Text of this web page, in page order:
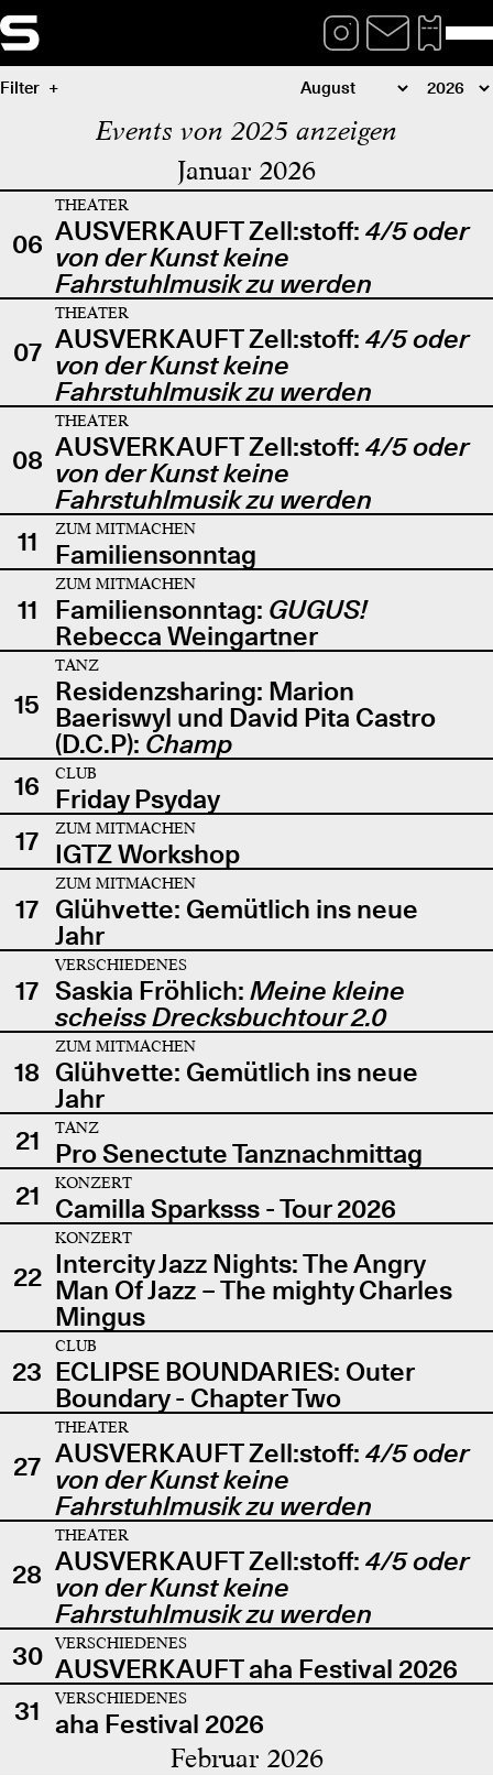
Filter
Events von 2025 anzeigen
Januar 2026
06
THEATER
AUSVERKAUFT Zell:stoff: 4/5 oder
von der Kunst keine
Fahrstuhlmusik zu werden
07
THEATER
AUSVERKAUFT Zell:stoff: 4/5 oder
von der Kunst keine
Fahrstuhlmusik zu werden
08
THEATER
AUSVERKAUFT Zell:stoff: 4/5 oder
von der Kunst keine
Fahrstuhlmusik zu werden
11
ZUM MITMACHEN
Familiensonntag
11
ZUM MITMACHEN
Familiensonntag: GUGUS!
Rebecca Weingartner
15
TANZ
Residenzsharing: Marion
Baeriswyl und David Pita Castro
(D.C.P): Champ
16
CLUB
Friday Psyday
17
ZUM MITMACHEN
IGTZ Workshop
17
ZUM MITMACHEN
Glühvette: Gemütlich ins neue
Jahr
17
VERSCHIEDENES
Saskia Fröhlich: Meine kleine
scheiss Drecksbuchtour 2.0
18
ZUM MITMACHEN
Glühvette: Gemütlich ins neue
Jahr
21
TANZ
Pro Senectute Tanznachmittag
21
KONZERT
Camilla Sparksss - Tour 2026
22
KONZERT
Intercity Jazz Nights: The Angry
Man Of Jazz – The mighty Charles
Mingus
23
CLUB
ECLIPSE BOUNDARIES: Outer
Boundary - Chapter Two
27
THEATER
AUSVERKAUFT Zell:stoff: 4/5 oder
von der Kunst keine
Fahrstuhlmusik zu werden
28
THEATER
AUSVERKAUFT Zell:stoff: 4/5 oder
von der Kunst keine
Fahrstuhlmusik zu werden
30
VERSCHIEDENES
AUSVERKAUFT aha Festival 2026
31
VERSCHIEDENES
aha Festival 2026
Februar 2026